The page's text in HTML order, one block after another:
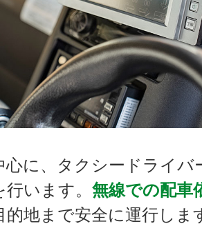
心に、タクシードライバ
います。 無線での配車
的地まで安全に運行しま